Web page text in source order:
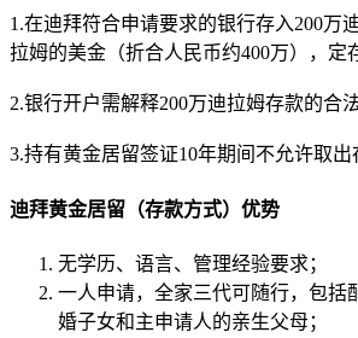
1.在迪拜符合申请要求的银行存入200万
拉姆的美金（折合人民币约400万），定
2.银行开户需解释200万迪拉姆存款的合法
3.持有黄金居留签证10年期间不允许取出
迪拜黄金居留（存款方式）优势
无学历、语言、管理经验要求；
一人申请，全家三代可随行，包括
婚子女和主申请人的亲生父母；